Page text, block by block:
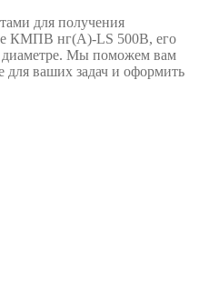
для получения
КМПВ нг(А)-LS 500В, его
диаметре. Мы поможем вам
для ваших задач и оформить